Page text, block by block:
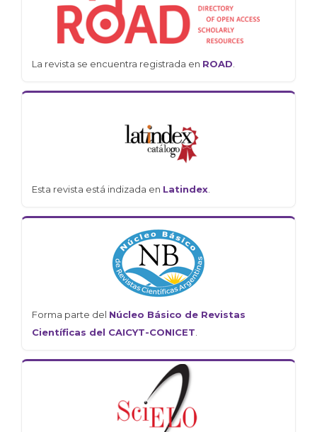
La revista se encuentra registrada en ROAD.
Esta revista está indizada en Latindex.
Forma parte del Núcleo Básico de Revistas
Científicas del CAICYT-CONICET.